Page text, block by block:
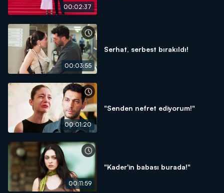
00:02:37
00:03:55
Serhat, serbest bırakıldı!
00:01:20
"Senden nefret ediyorum!"
00:11:59
"Kader'in babası burada!"